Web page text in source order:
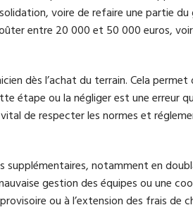
voire de refaire une partie
entre 20 000 et 50 000 euros,
dès l’achat du terrain. Cela permet
étape ou la négliger est une erreur
de respecter les normes et
supplémentaires, notamment en
gestion des équipes ou une
ou à l’extension des frais de